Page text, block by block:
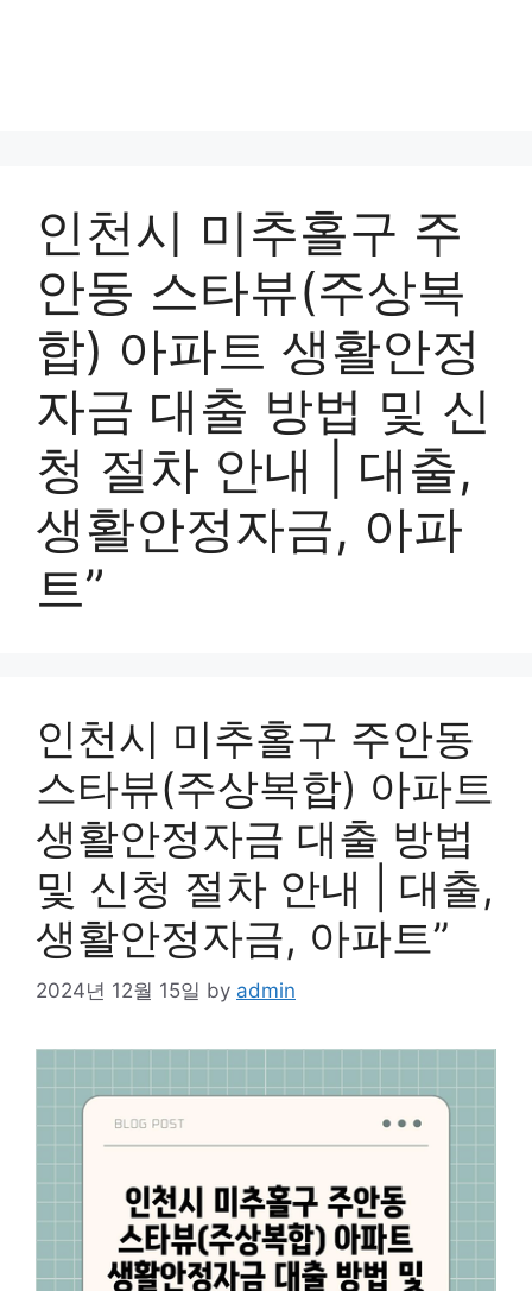
인천시 미추홀구 주
안동 스타뷰(주상복
합) 아파트 생활안정
자금 대출 방법 및 신
청 절차 안내 | 대출,
생활안정자금, 아파
트”
인천시 미추홀구 주안동
스타뷰(주상복합) 아파트
생활안정자금 대출 방법
및 신청 절차 안내 | 대출,
생활안정자금, 아파트”
2024년 12월 15일 by admin